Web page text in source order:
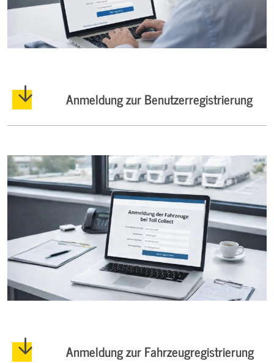
Anmeldung zur Benutzerregistrierung
Anmeldung zur Fahrzeugregistrierung